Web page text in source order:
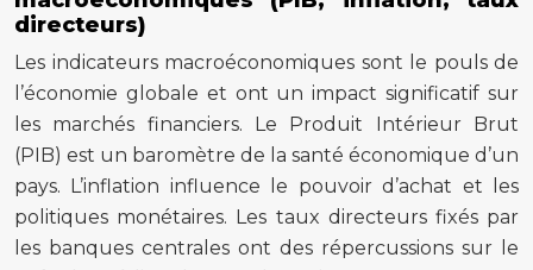
directeurs)
Les indicateurs macroéconomiques sont le pouls de
l’économie globale et ont un impact significatif sur
les marchés financiers. Le Produit Intérieur Brut
(PIB) est un baromètre de la santé économique d’un
pays. L’inflation influence le pouvoir d’achat et les
politiques monétaires. Les taux directeurs fixés par
les banques centrales ont des répercussions sur le